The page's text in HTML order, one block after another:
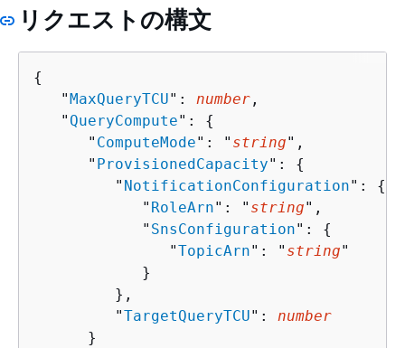
リクエストの構文
{
   "
MaxQueryTCU": number ,
   "
QueryCompute": {
      "
ComputeMode": " string",
      "
ProvisionedCapacity": {
         "
NotificationConfiguration": {
            "
RoleArn": " string",
            "
SnsConfiguration": {
               "
TopicArn": " string"
            }
         },
         "
TargetQueryTCU": number
      }